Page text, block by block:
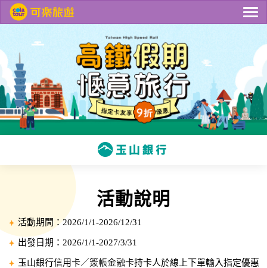
活動說明
活動期間：2026/1/1-2026/12/31
出發日期：2026/1/1-2027/3/31
玉山銀行信用卡／簽帳金融卡持卡人於線上下單輸入指定優惠